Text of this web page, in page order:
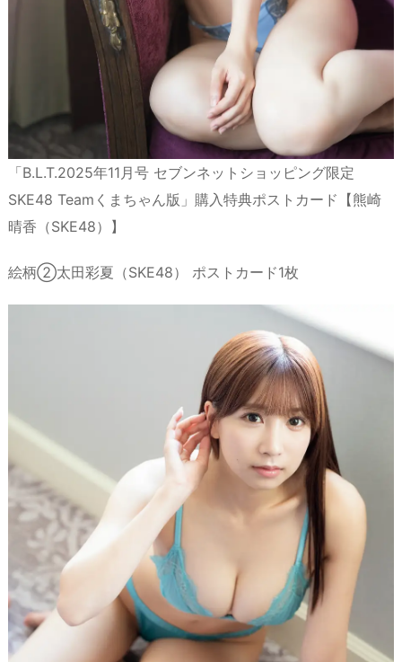
「B.L.T.2025年11月号 セブンネットショッピング限定
SKE48 Teamくまちゃん版」購入特典ポストカード【熊崎
晴香（SKE48）】
絵柄②太田彩夏（SKE48） ポストカード1枚